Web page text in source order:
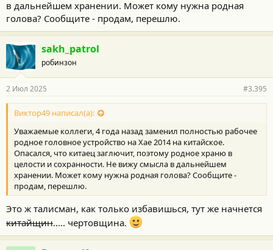
в дальнейшем хранении. Может кому нужна родная
голова? Сообщите - продам, перешлю.
sakh_patrol
робинзон
2 Июл 2025 #3.395
Виктор49 написал(а):
Уважаемые коллеги, 4 года назад заменил полностью рабочее
родное головное устройство на Хае 2014 на китайское.
Опасался, что китаец заглючит, поэтому родное храню в
целости и сохранности. Не вижу смысла в дальнейшем
хранении. Может кому нужна родная голова? Сообщите -
продам, перешлю.
Это ж талисман, как только избавишься, тут же начнется
китайщин..... чертовщина.